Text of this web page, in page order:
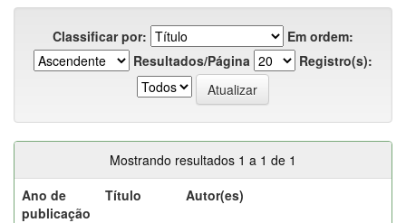
Classificar por:
Em ordem:
Resultados/Página
Registro(s):
Mostrando resultados 1 a 1 de 1
Ano de
publicação
Título Autor(es)